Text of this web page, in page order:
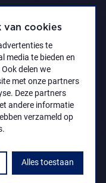
van cookies
te
media te bieden en
delen we
met onze partners
Deze partners
andere informatie
verzameld op
Alles toestaan
Antwerpen